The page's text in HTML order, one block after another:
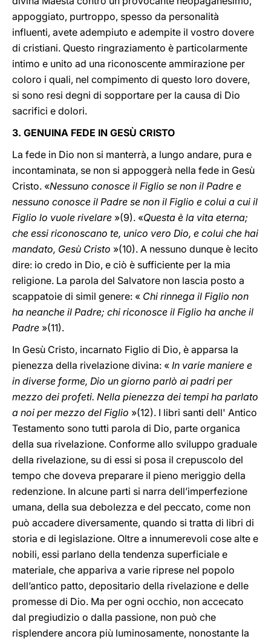
appoggiato, purtroppo, spesso da personalità
influenti, avete adempiuto e adempite il vostro dovere
di cristiani. Questo ringraziamento è particolarmente
intimo e unito ad una riconoscente ammirazione per
coloro i quali, nel compimento di questo loro dovere,
si sono resi degni di sopportare per la causa di Dio
sacrifici e dolori.
3. GENUINA FEDE IN GESÙ CRISTO
La fede in Dio non si manterrà, a lungo andare, pura e
incontaminata, se non si appoggerà nella fede in Gesù
Cristo. «Nessuno conosce il Figlio se non il Padre e
nessuno conosce il Padre se non il Figlio e colui a cui il
Figlio lo vuole rivelare »(9). «Questa è la vita eterna;
che essi riconoscano te, unico vero Dio, e colui che hai
mandato, Gesù Cristo »(10). A nessuno dunque è lecito
dire: io credo in Dio, e ciò è sufficiente per la mia
religione. La parola del Salvatore non lascia posto a
scappatoie di simil genere: « Chi rinnega il Figlio non
ha neanche il Padre; chi riconosce il Figlio ha anche il
Padre »(11).
In Gesù Cristo, incarnato Figlio di Dio, è apparsa la
pienezza della rivelazione divina: « In varie maniere e
in diverse forme, Dio un giorno parlò ai padri per
mezzo dei profeti. Nella pienezza dei tempi ha parlato
a noi per mezzo del Figlio »(12). I libri santi dell' Antico
Testamento sono tutti parola di Dio, parte organica
della sua rivelazione. Conforme allo sviluppo graduale
della rivelazione, su di essi si posa il crepuscolo del
tempo che doveva preparare il pieno meriggio della
redenzione. In alcune parti si narra dell’imperfezione
umana, della sua debolezza e del peccato, come non
può accadere diversamente, quando si tratta di libri di
storia e di legislazione. Oltre a innumerevoli cose alte e
nobili, essi parlano della tendenza superficiale e
materiale, che appariva a varie riprese nel popolo
dell’antico patto, depositario della rivelazione e delle
promesse di Dio. Ma per ogni occhio, non accecato
dal pregiudizio o dalla passione, non può che
risplendere ancora più luminosamente, nonostante la